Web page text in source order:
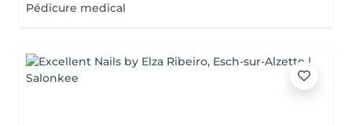
Pédicure medical